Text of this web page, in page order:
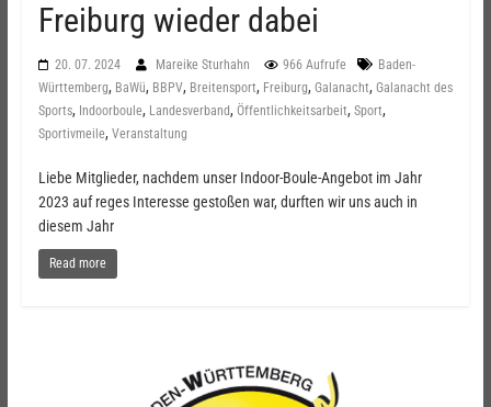
Freiburg wieder dabei
20. 07. 2024 Mareike Sturhahn 966 Aufrufe
Baden-
Württemberg, BaWü, BBPV, Breitensport, Freiburg, Galanacht, Galanacht des
Sports, Indoorboule, Landesverband, Öffentlichkeitsarbeit, Sport,
Sportivmeile, Veranstaltung
Liebe Mitglieder, nachdem unser Indoor-Boule-Angebot im Jahr
2023 auf reges Interesse gestoßen war, durften wir uns auch in
diesem Jahr
Read more